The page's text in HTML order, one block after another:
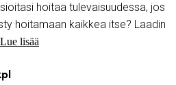
hoitaa tulevaisuudessa, jos
hoitamaan kaikkea itse? Laadin
Lue lisää